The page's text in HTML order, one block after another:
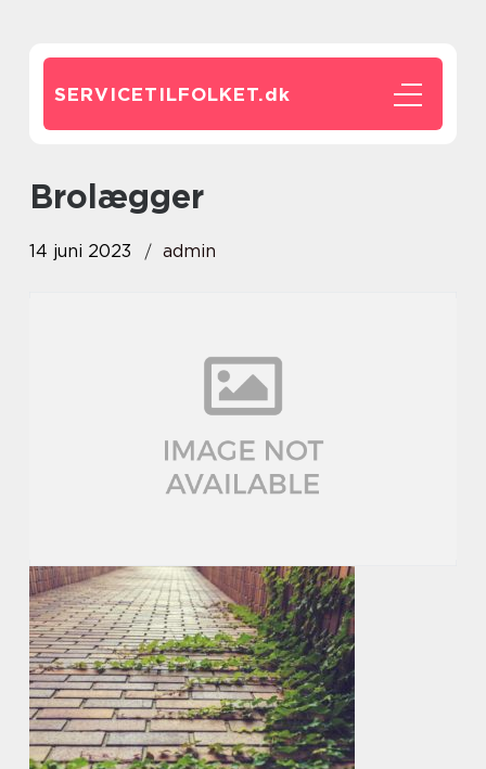
SERVICETILFOLKET.dk
brolægger
14 juni 2023 admin